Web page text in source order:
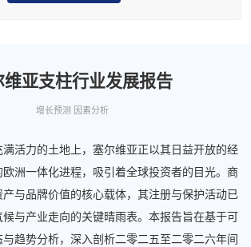
维亚支柱行业发展报告
增长预测 因素分析
力的土地上，塞尔维亚正以其日益开放的经
洲一体化进程，吸引着全球投资者的目光。商
与品牌价值的核心载体，其注册与保护活动已
与产业走向的关键晴雨表。本报告旨在基于可
趋势分析，深入剖析二零二五至二零二六年间